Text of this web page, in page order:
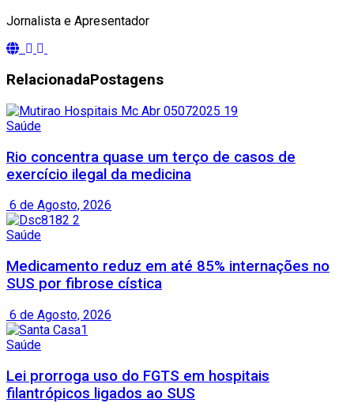
Jornalista e Apresentador
RelacionadaPostagens
Saúde
Rio concentra quase um terço de casos de
exercício ilegal da medicina
6 de Agosto, 2026
Saúde
Medicamento reduz em até 85% internações no
SUS por fibrose cística
6 de Agosto, 2026
Saúde
Lei prorroga uso do FGTS em hospitais
filantrópicos ligados ao SUS